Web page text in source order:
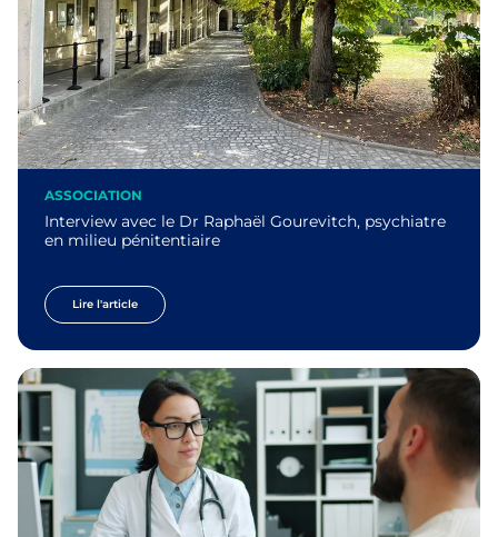
ASSOCIATION
Interview avec le Dr Raphaël Gourevitch, psychiatre
en milieu pénitentiaire
Lire l'article